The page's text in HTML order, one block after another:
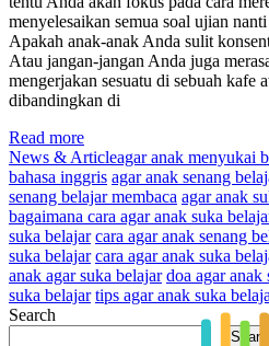
menyelesaikan semua soal ujian
Apakah anak-anak Anda sulit
Atau jangan-jangan Anda juga
mengerjakan sesuatu di sebuah kafe
dibandingkan di
Read more
News & Articleagar anak menyukai
bahasa inggris agar anak senang
senang belajar membaca agar anak
bagaimana cara agar anak suka
suka belajar cara agar anak senang
suka belajar cara agar anak suka
anak agar suka belajar doa agar anak
suka belajar tips agar anak suka
Search